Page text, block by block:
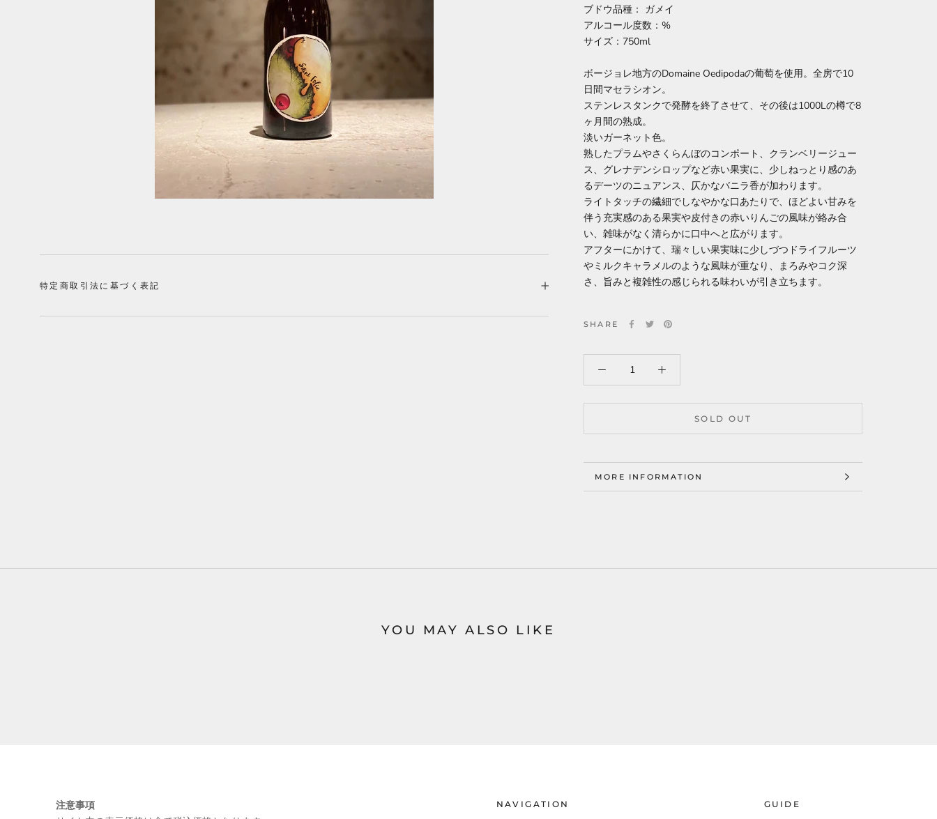
ブドウ品種： ガメイ
アルコール度数：%
サイズ：750ml
ボージョレ地方のDomaine Oedipodaの葡萄を使用。全房で10
日間マセラシオン。
ステンレスタンクで発酵を終了させて、その後は1000Lの樽で8
ヶ月間の熟成。
淡いガーネット色。
熟したプラムやさくらんぼのコンポート、クランベリージュー
ス、グレナデンシロップなど赤い果実に、少しねっとり感のあ
るデーツのニュアンス、仄かなバニラ香が加わります。
ライトタッチの繊細でしなやかな口あたりで、ほどよい甘みを
伴う充実感のある果実や皮付きの赤いりんごの風味が絡み合
い、雑味がなく清らかに口中へと広がります。
アフターにかけて、瑞々しい果実味に少しづつドライフルーツ
やミルクキャラメルのような風味が重なり、まろみやコク深
さ、旨みと複雑性の感じられる味わいが引き立ちます。
SHARE
SOLD OUT
MORE INFORMATION
VIEW IMAGES
特定商取引法に基づく表記
YOU MAY ALSO LIKE
注意事項
NAVIGATION GUIDE